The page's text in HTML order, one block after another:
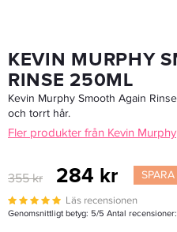
KEVIN MURPHY
RINSE 250ML
Kevin Murphy Smooth Again
och torrt hår.
Fler produkter från Kevin Murphy
355 kr 284 kr
Läs recensionen
Genomsnittligt betyg: 5/5 Antal recensioner: